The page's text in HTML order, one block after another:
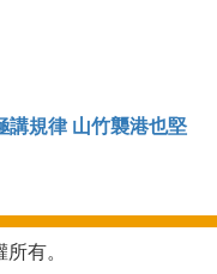
講規律 山竹襲港也堅
有。